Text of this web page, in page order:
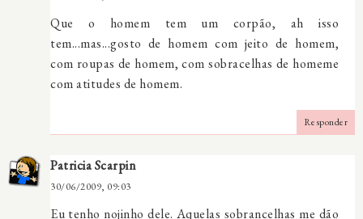
Que o homem tem um corpão, ah isso
tem...mas...gosto de homem com jeito de homem,
com roupas de homem, com sobracelhas de homeme
com atitudes de homem.
Responder
Patricia Scarpin
30/06/2009, 09:03
Eu tenho nojinho dele. Aquelas sobrancelhas me dão